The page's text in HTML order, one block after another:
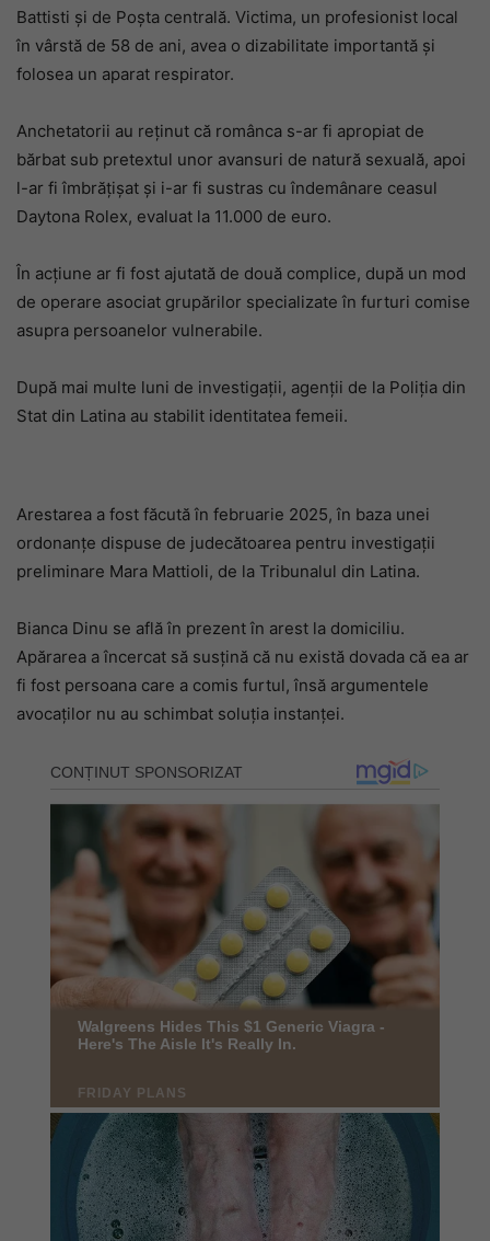
Battisti și de Poșta centrală. Victima, un profesionist local
în vârstă de 58 de ani, avea o dizabilitate importantă și
folosea un aparat respirator.
Anchetatorii au reținut că românca s-ar fi apropiat de
bărbat sub pretextul unor avansuri de natură sexuală, apoi
l-ar fi îmbrățișat și i-ar fi sustras cu îndemânare ceasul
Daytona Rolex, evaluat la 11.000 de euro.
În acțiune ar fi fost ajutată de două complice, după un mod
de operare asociat grupărilor specializate în furturi comise
asupra persoanelor vulnerabile.
După mai multe luni de investigații, agenții de la Poliția din
Stat din Latina au stabilit identitatea femeii.
Arestarea a fost făcută în februarie 2025, în baza unei
ordonanțe dispuse de judecătoarea pentru investigații
preliminare Mara Mattioli, de la Tribunalul din Latina.
Bianca Dinu se află în prezent în arest la domiciliu.
Apărarea a încercat să susțină că nu există dovada că ea ar
fi fost persoana care a comis furtul, însă argumentele
avocaților nu au schimbat soluția instanței.